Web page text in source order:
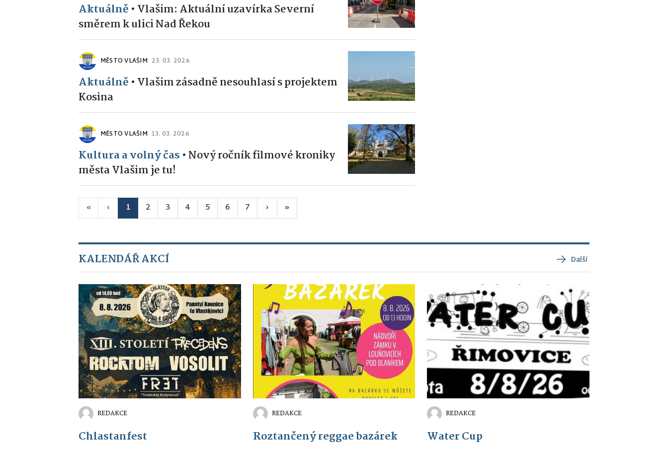
Aktuálně • Vlašim: Aktuální uzavírka Severní
směrem k ulici Nad Řekou
MĚSTO VLAŠIM 23. 03. 2026
Aktuálně • Vlašim zásadně nesouhlasí s projektem
Kosina
MĚSTO VLAŠIM 13. 03. 2026
Kultura a volný čas • Nový ročník filmové kroniky
města Vlašim je tu!
« ‹ 1 2 3 4 5 6 7 › »
KALENDÁŘ AKCÍ Další
REDAKCE
Chlastanfest
REDAKCE
Roztančený reggae bazárek
REDAKCE
Water Cup